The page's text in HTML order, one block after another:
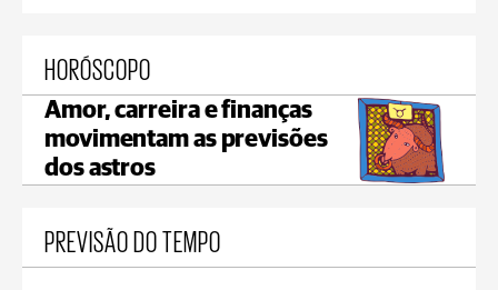
HORÓSCOPO
Amor, carreira e finanças
movimentam as previsões
dos astros
PREVISÃO DO TEMPO